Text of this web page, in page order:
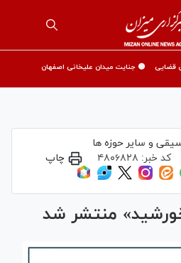
قضایی 🟡 جنایت میدان علیخانی اصفهان
و سایر حوزه ها
کد خبر: ۴۸۰۶۸۲۸ چاپ
منتشر شد